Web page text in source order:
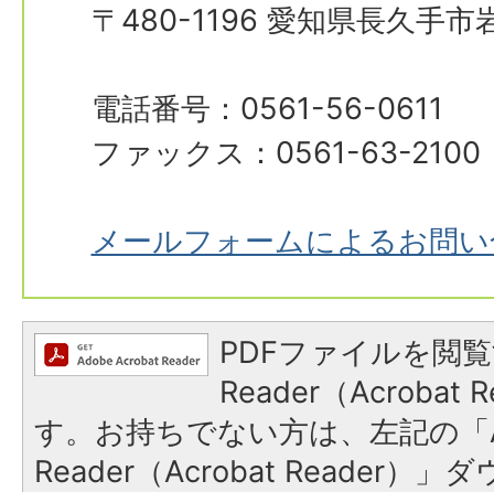
〒480-1196 愛知県長久手市
電話番号：0561-56-0611
ファックス：0561-63-2100
メールフォームによるお問
PDFファイルを閲
Reader（Acrobat
す。お持ちでない方は、左記の
Reader（Acrobat Reader）」ダ